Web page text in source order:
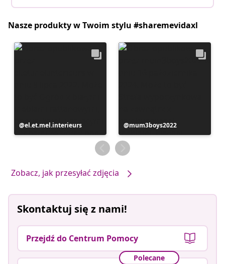
Nasze produkty w Twoim stylu #sharemevidaxl
Post
opublikowany
el.et.mel.interieurs
Post
opublikowany
przez
mum3boys2022
Zobacz, jak przesyłać zdjęcia
Skontaktuj się z nami!
Przejdź do Centrum Pomocy
Polecane